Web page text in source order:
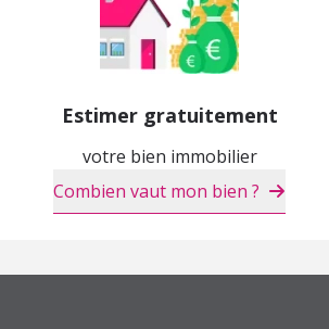
Estimer gratuitement
votre bien immobilier
Combien vaut mon bien ?